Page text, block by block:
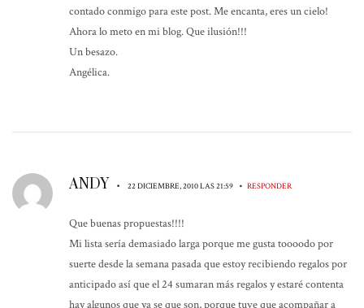
contado conmigo para este post. Me encanta, eres un cielo!
Ahora lo meto en mi blog. Que ilusión!!!
Un besazo.
Angélica.
ANDY • 22 DICIEMBRE, 2010 LAS 21:59 • RESPONDER
Que buenas propuestas!!!!
Mi lista sería demasiado larga porque me gusta toooodo por
suerte desde la semana pasada que estoy recibiendo regalos por
anticipado así que el 24 sumaran más regalos y estaré contenta
hay algunos que ya se que son, porque tuve que acompañar a